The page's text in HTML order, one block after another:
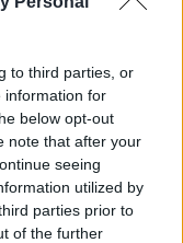
to third parties, or
information for
below opt-out
note that after your
seeing
utilized by
parties prior to
of the further
Παρουσιαστής
Ανάπτυξης, κα.
κ.
της
και
Γκίκα,